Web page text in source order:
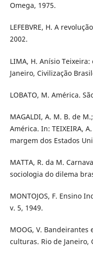
Omega, 1975.
LEFEBVRE, H. A
2002.
LIMA, H. Anísio
Janeiro, Civilização
LOBATO, M. América.
MAGALDI, A. M. B. de
América. In: TEIXEIRA,
margem dos Estados
MATTA, R. da M.
sociologia do dilema
MONTOJOS, F. Ensino
v. 5, 1949.
MOOG, V.
culturas. Rio de Janeiro,